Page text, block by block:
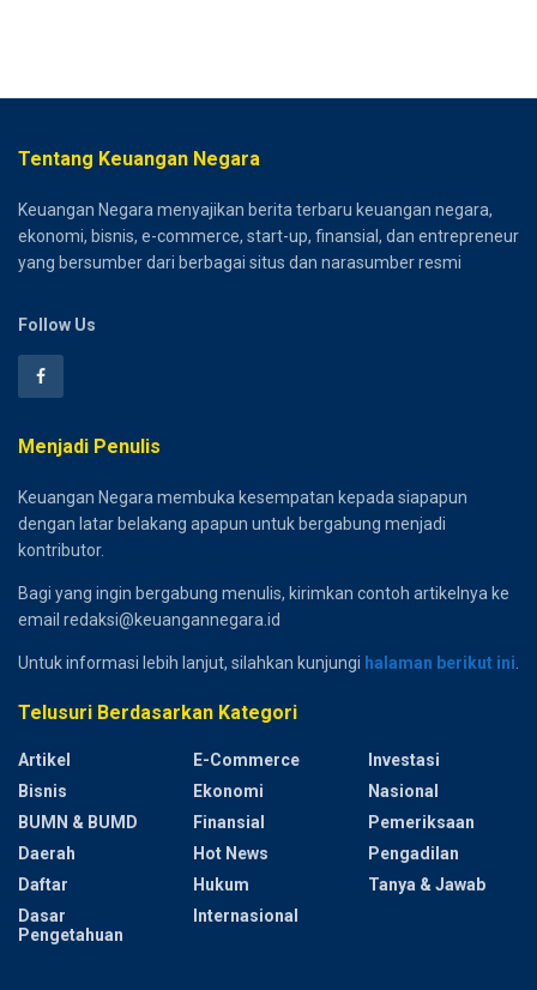
Tentang Keuangan Negara
Keuangan Negara menyajikan berita terbaru keuangan negara,
ekonomi, bisnis, e-commerce, start-up, finansial, dan entrepreneur
yang bersumber dari berbagai situs dan narasumber resmi
Follow Us
Menjadi Penulis
Keuangan Negara membuka kesempatan kepada siapapun
dengan latar belakang apapun untuk bergabung menjadi
kontributor.
Bagi yang ingin bergabung menulis, kirimkan contoh artikelnya ke
email redaksi@keuangannegara.id
Untuk informasi lebih lanjut, silahkan kunjungi halaman berikut ini
Telusuri Berdasarkan Kategori
Artikel
Bisnis
BUMN & BUMD
Daerah
Daftar
Dasar
Pengetahuan
E-Commerce
Ekonomi
Finansial
Hot News
Hukum
Internasional
Investasi
Nasional
Pemeriksaan
Pengadilan
Tanya & Jawab